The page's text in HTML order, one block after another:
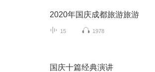
2020年国庆成都旅游旅游
15 1978
国庆十篇经典演讲